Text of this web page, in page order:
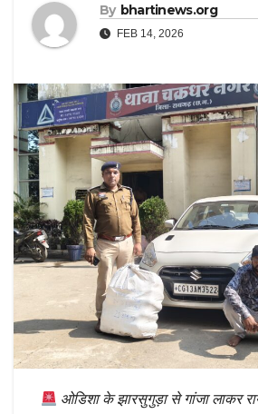
By bhartinews.org
FEB 14, 2026
ओडिशा के झारसुगुड़ा से गांजा लाकर